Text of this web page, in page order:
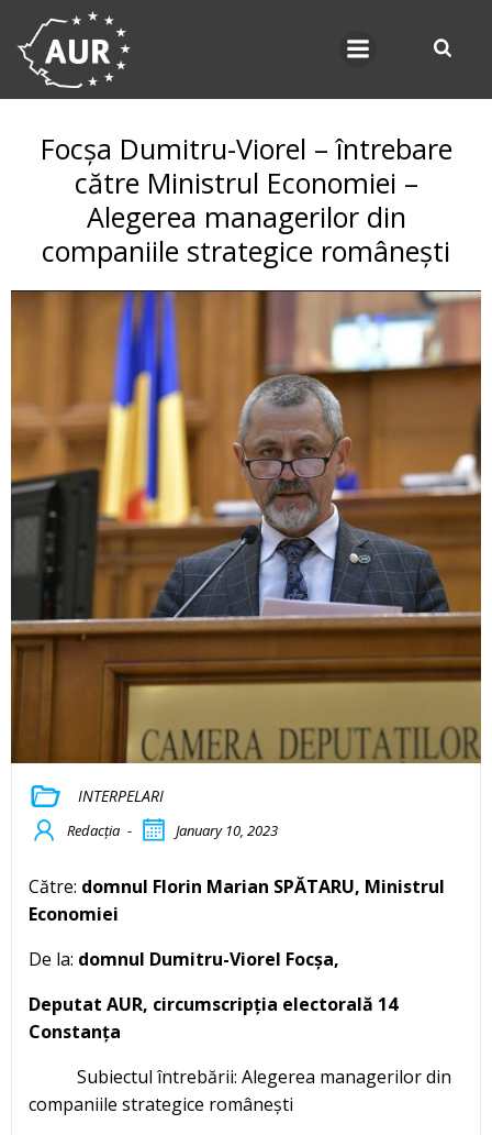
Focșa Dumitru-Viorel – întrebare
către Ministrul Economiei –
Alegerea managerilor din
companiile strategice românești
INTERPELARI
Redacția - January 10, 2023
Către: domnul Florin Marian SPĂTARU, Ministrul
Economiei
De la: domnul Dumitru-Viorel Focșa,
Deputat AUR, circumscripția electorală 14
Constanța
Subiectul întrebării: Alegerea managerilor din
companiile strategice românești